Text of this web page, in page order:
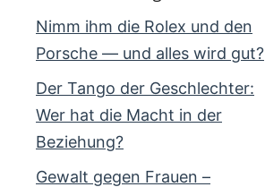
Nimm ihm die Rolex und den
Porsche — und alles wird gut?
Der Tango der Geschlechter:
Wer hat die Macht in der
Beziehung?
Gewalt gegen Frauen –